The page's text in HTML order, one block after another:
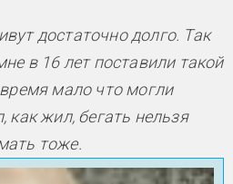
достаточно долго. Так
в 16 лет поставили такой
мало что могли
как жил, бегать нельзя
тоже.